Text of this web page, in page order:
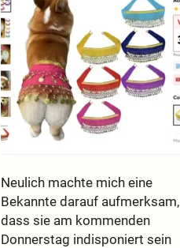
Neulich machte mich eine
Bekannte darauf aufmerksam,
dass sie am kommenden
Donnerstag indisponiert sein